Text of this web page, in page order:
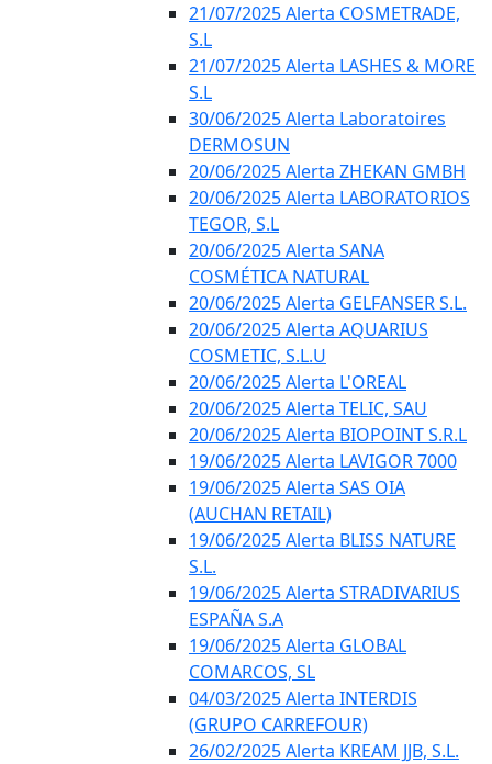
21/07/2025 Alerta COSMETRADE,
S.L
21/07/2025 Alerta LASHES & MORE
S.L
30/06/2025 Alerta Laboratoires
DERMOSUN
20/06/2025 Alerta ZHEKAN GMBH
20/06/2025 Alerta LABORATORIOS
TEGOR, S.L
20/06/2025 Alerta SANA
COSMÉTICA NATURAL
20/06/2025 Alerta GELFANSER S.L.
20/06/2025 Alerta AQUARIUS
COSMETIC, S.L.U
20/06/2025 Alerta L'OREAL
20/06/2025 Alerta TELIC, SAU
20/06/2025 Alerta BIOPOINT S.R.L
19/06/2025 Alerta LAVIGOR 7000
19/06/2025 Alerta SAS OIA
(AUCHAN RETAIL)
19/06/2025 Alerta BLISS NATURE
S.L.
19/06/2025 Alerta STRADIVARIUS
ESPAÑA S.A
19/06/2025 Alerta GLOBAL
COMARCOS, SL
04/03/2025 Alerta INTERDIS
(GRUPO CARREFOUR)
26/02/2025 Alerta KREAM JJB, S.L.